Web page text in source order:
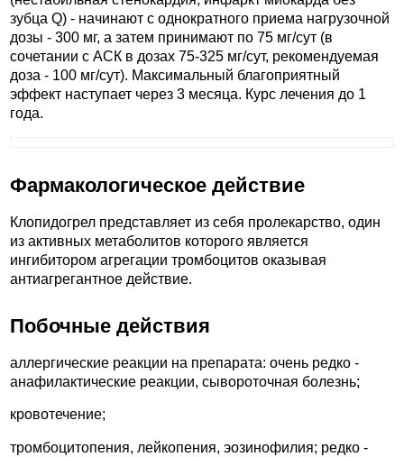
зубца Q) - начинают с однократного приема нагрузочной
дозы - 300 мг, а затем принимают по 75 мг/сут (в
сочетании с АСК в дозах 75-325 мг/сут, рекомендуемая
доза - 100 мг/сут). Максимальный благоприятный
эффект наступает через 3 месяца. Курс лечения до 1
года.
Фармакологическое действие
Клопидогрел представляет из себя пролекарство, один
из активных метаболитов которого является
ингибитором агрегации тромбоцитов оказывая
антиагрегантное действие.
Побочные действия
аллергические реакции на препарата: очень редко -
анафилактические реакции, сывороточная болезнь;
кровотечение;
тромбоцитопения, лейкопения, эозинофилия; редко -